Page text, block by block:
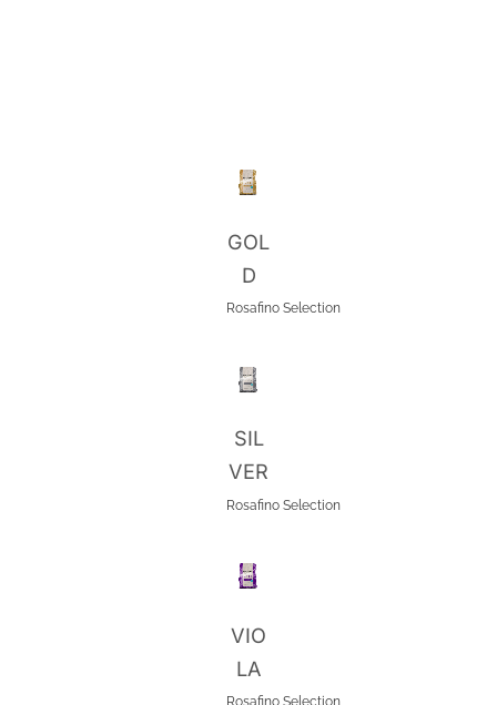
GOL
D
Rosafino Selection
SIL
VER
Rosafino Selection
VIO
LA
Rosafino Selection